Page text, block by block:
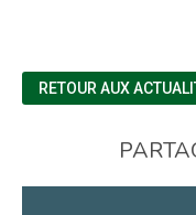
RETOUR AUX